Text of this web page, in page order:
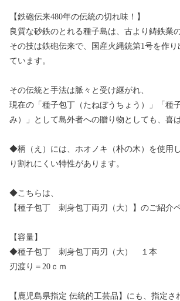
【鉄砲伝来480年の伝統の切れ味！】
良質な砂鉄のとれる種子島は、古より鋳鉄業
その技は鉄砲伝来で、国産火縄銃第1号を作
ています。
その伝統と手法は脈々と受け継がれ、
現在の「種子包丁（たねぼうちょう）」「種
み）」として島外者への贈り物としても、喜
◆柄（え）には、ホオノキ（朴の木）を使用
り割れにくい特性があります。
◆こちらは、
【種子包丁 刺身包丁両刃（大）】のご紹介
【容量】
◆種子包丁 刺身包丁両刃（大） １本
刃渡り＝20ｃｍ
【鹿児島県指定 伝統的工芸品】にも、指定さ